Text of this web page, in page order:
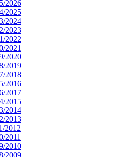
2026
2025
2024
2023
2022
2021
2020
2019
2018
2016
2017
2015
2014
2013
2012
2011
2010
2009